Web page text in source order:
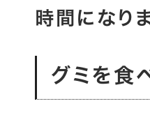
時間になり
グミを食